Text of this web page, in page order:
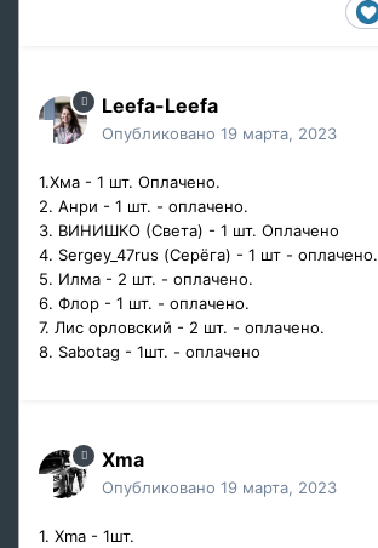
Leefa-Leefa
Опубликовано 19 марта, 2023
1.Хма - 1 шт. Оплачено.
2. Анри - 1 шт. - оплачено.
3. ВИНИШКО (Света) - 1 шт. Оплачено
4. Sergey_47rus (Серёга) - 1 шт - оплачено.
5. Илма - 2 шт. - оплачено.
6. Флор - 1 шт. - оплачено.
7. Лис орловский - 2 шт. - оплачено.
8. Sabotag - 1шт. - оплачено
Xma
Опубликовано 19 марта, 2023
1. Xma - 1шт.